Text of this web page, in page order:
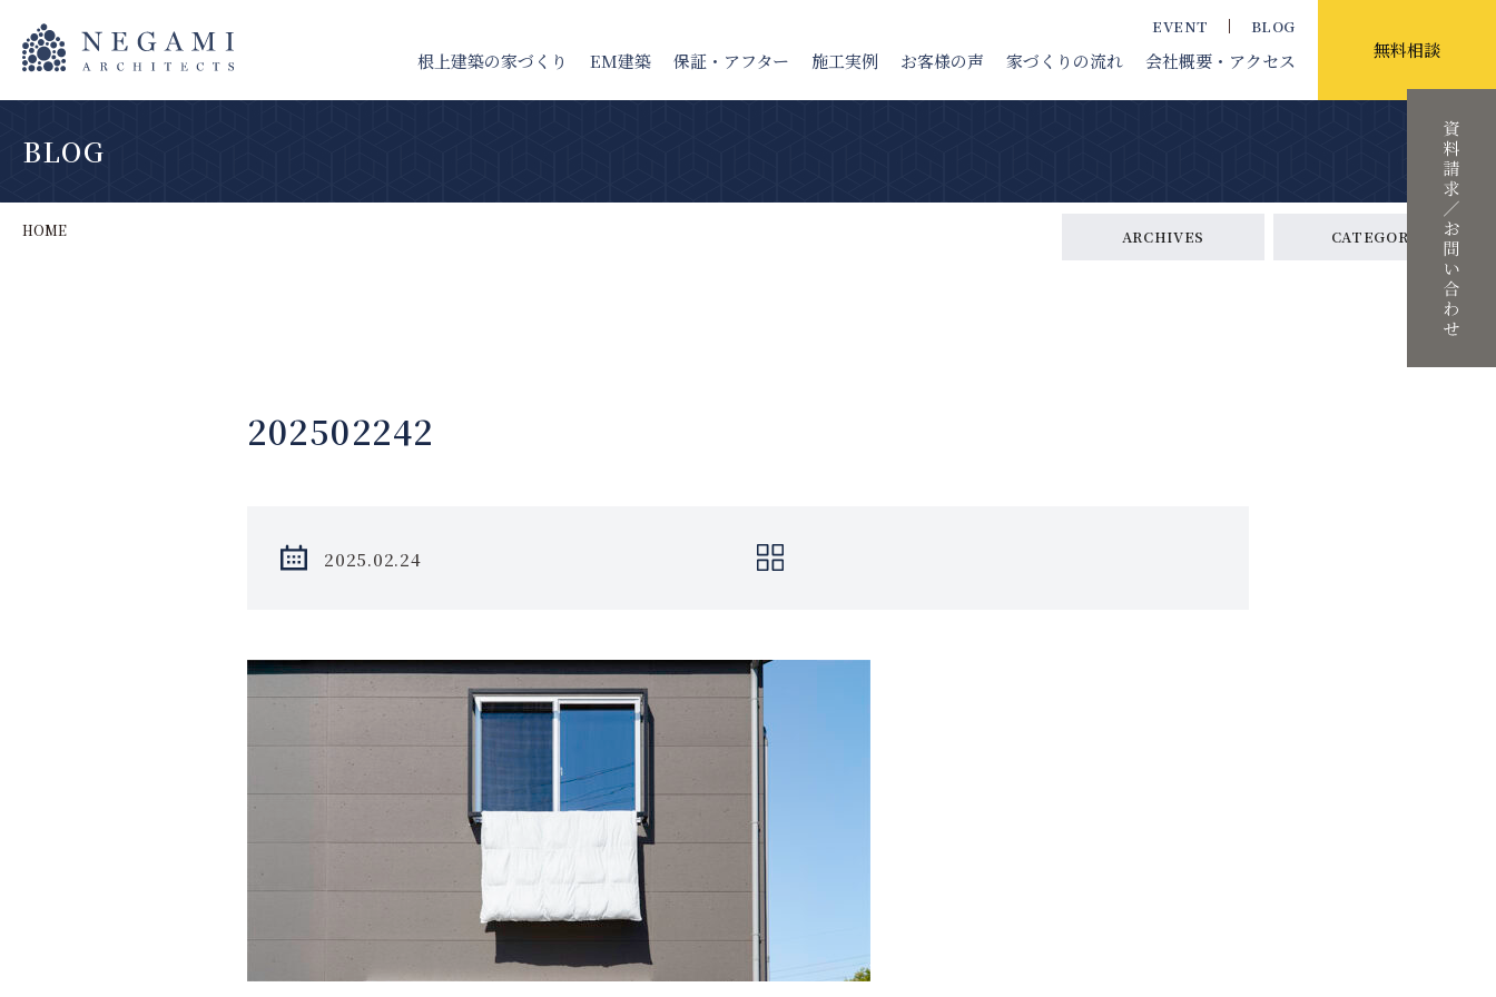
根上建築の家づくり EM建築 保証・アフター 施工実例 お客様の声 家づくりの流れ 会社概要 ・アクセス
EVENT BLOG
無料相談
BLOG
HOME ARCHIVES CATEGORY
202502242
2025.02.24